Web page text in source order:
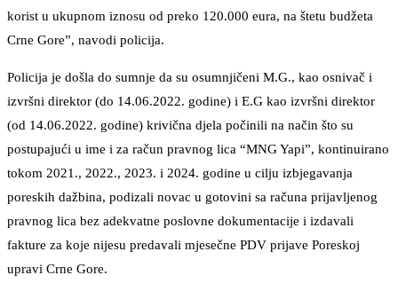
korist u ukupnom iznosu od preko 120.000 eura, na štetu budžeta
Crne Gore”, navodi policija.
Policija je došla do sumnje da su osumnjičeni M.G., kao osnivač i
izvršni direktor (do 14.06.2022. godine) i E.G kao izvršni direktor
(od 14.06.2022. godine) krivična djela počinili na način što su
postupajući u ime i za račun pravnog lica “MNG Yapi”, kontinuirano
tokom 2021., 2022., 2023. i 2024. godine u cilju izbjegavanja
poreskih dažbina, podizali novac u gotovini sa računa prijavljenog
pravnog lica bez adekvatne poslovne dokumentacije i izdavali
fakture za koje nijesu predavali mjesečne PDV prijave Poreskoj
upravi Crne Gore.